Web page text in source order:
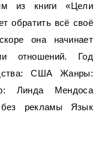
из книги «Цели
обратить всё своё
она начинает
отношений. Год
США Жанры:
Линда Мендоса
рекламы Язык